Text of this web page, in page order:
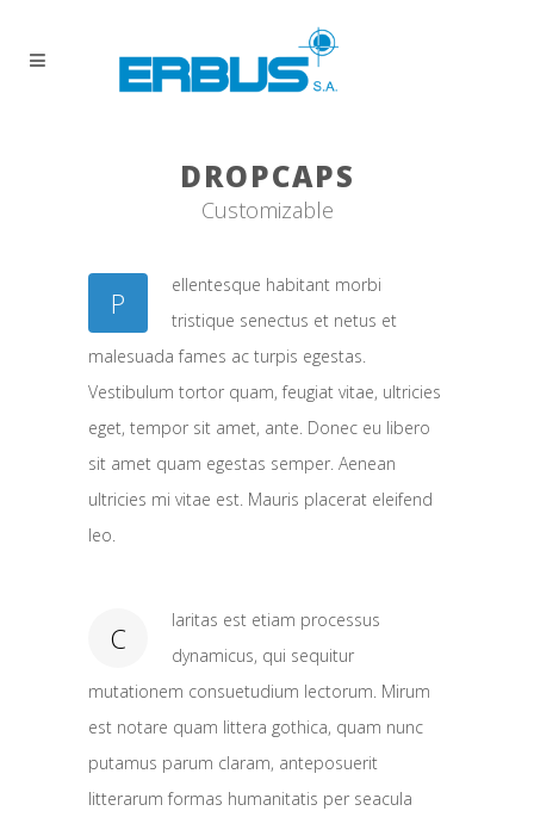
DROPCAPS
Customizable
P
ellentesque habitant morbi
tristique senectus et netus et
malesuada fames ac turpis egestas.
Vestibulum tortor quam, feugiat vitae, ultricies
eget, tempor sit amet, ante. Donec eu libero
sit amet quam egestas semper. Aenean
ultricies mi vitae est. Mauris placerat eleifend
leo.
C
laritas est etiam processus
dynamicus, qui sequitur
mutationem consuetudium lectorum. Mirum
est notare quam littera gothica, quam nunc
putamus parum claram, anteposuerit
litterarum formas humanitatis per seacula